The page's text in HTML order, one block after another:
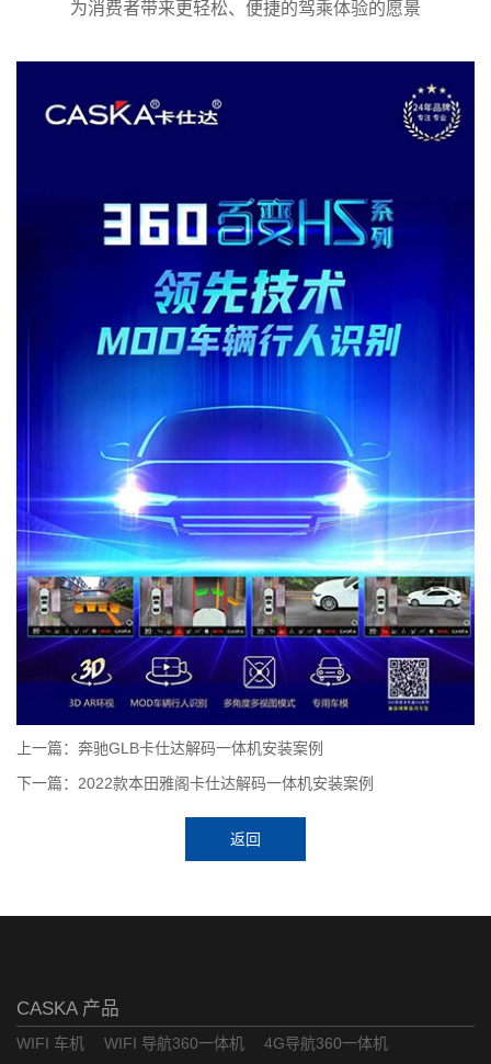
为消费者带来更轻松、便捷的驾乘体验的愿景
上一篇：奔驰GLB卡仕达解码一体机安装案例
下一篇：2022款本田雅阁卡仕达解码一体机安装案例
返回
CASKA 产品
WIFI 车机 WIFI 导航360一体机
4G导航360一体机